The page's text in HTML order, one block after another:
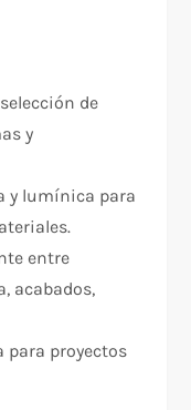
de
y
y lumínica para
entre
acabados,
para proyectos